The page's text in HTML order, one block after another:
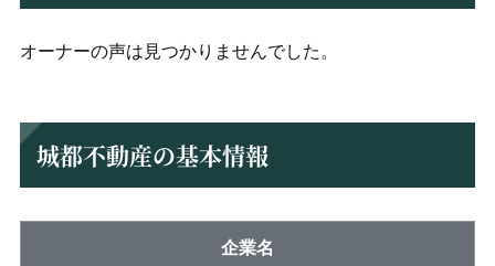
オーナーの声は見つかりませんでした。
城都不動産の基本情報
企業名